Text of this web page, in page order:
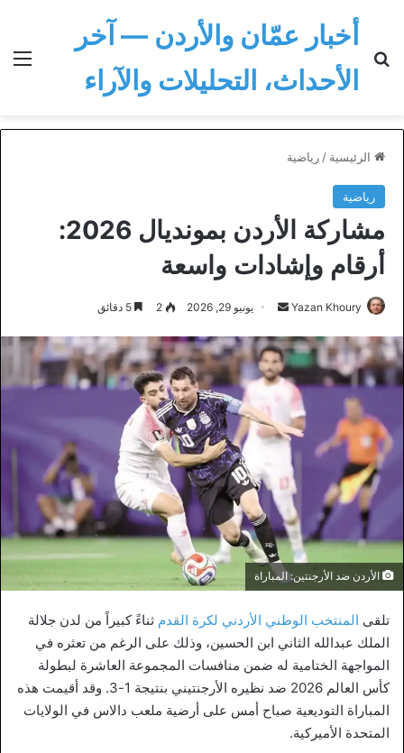
أخبار عمّان والأردن — آخر
الأحداث، التحليلات والآراء
الرئيسية / رياضية
رياضية
مشاركة الأردن بمونديال 2026:
أرقام وإشادات واسعة
Yazan Khoury
أرسل
إلكترونيا
يونيو 29, 2026 2
الأردن ضد الأرجنتين: المباراة
تلقى المنتخب الوطني الأردني لكرة القدم ثناءً كبيراً من لدن جلالة
الملك عبدالله الثاني ابن الحسين، وذلك على الرغم من تعثره في
المواجهة الختامية له ضمن منافسات المجموعة العاشرة لبطولة
كأس العالم 2026 ضد نظيره الأرجنتيني بنتيجة 1-3. وقد أقيمت هذه
المباراة التوديعية صباح أمس على أرضية ملعب دالاس في الولايات
المتحدة الأميركية.